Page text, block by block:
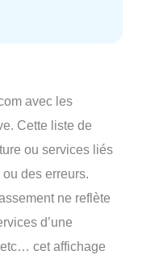
avec les
Cette liste de
ou services liés
des erreurs.
ne reflète
d’une
cet affichage